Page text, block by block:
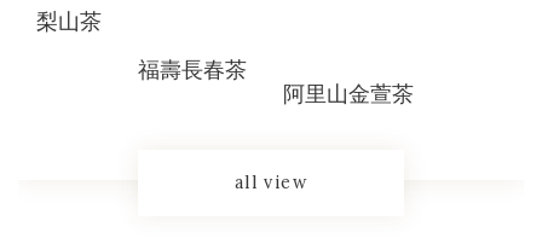
梨山茶
福壽長春茶
阿里山金萱茶
all view